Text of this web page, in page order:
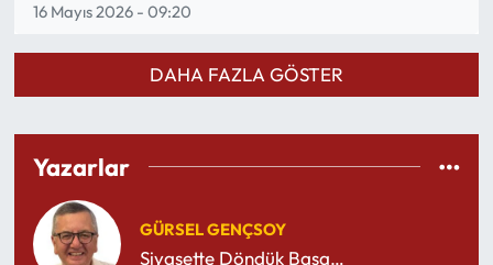
16 Mayıs 2026 - 09:20
DAHA FAZLA GÖSTER
Yazarlar
GÜRSEL GENÇSOY
Siyasette Döndük Başa…